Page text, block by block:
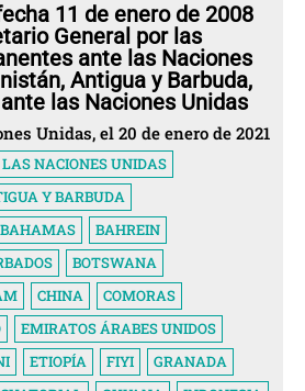
11 de enero de 2008
General por las
ante las Naciones
Antigua y Barbuda,
las Naciones Unidas
Unidas, el 20 de enero de 2021
NACIONES UNIDAS
Y BARBUDA
BAHAMAS
BAHREIN
BOTSWANA
CHINA
COMORAS
EMIRATOS ÁRABES UNIDOS
ETIOPÍA FIYI
GRANADA